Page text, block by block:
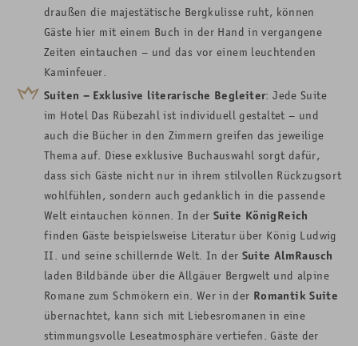
draußen die majestätische Bergkulisse ruht, können
Gäste hier mit einem Buch in der Hand in vergangene
Zeiten eintauchen – und das vor einem leuchtenden
Kaminfeuer.
Suiten – Exklusive literarische Begleiter: Jede Suite
im Hotel Das Rübezahl ist individuell gestaltet – und
auch die Bücher in den Zimmern greifen das jeweilige
Thema auf. Diese exklusive Buchauswahl sorgt dafür,
dass sich Gäste nicht nur in ihrem stilvollen Rückzugsort
wohlfühlen, sondern auch gedanklich in die passende
Welt eintauchen können. In der Suite KönigReich
finden Gäste beispielsweise Literatur über König Ludwig
II. und seine schillernde Welt. In der Suite AlmRausch
laden Bildbände über die Allgäuer Bergwelt und alpine
Romane zum Schmökern ein. Wer in der Romantik Suite
übernachtet, kann sich mit Liebesromanen in eine
stimmungsvolle Leseatmosphäre vertiefen. Gäste der